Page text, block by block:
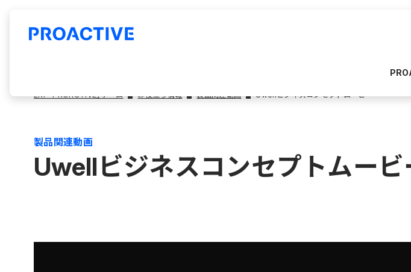
ERP「PROACTIVE」ホーム お役立ち情報 製品関連動画 Uwellビジネスコンセプトムービー
製品関連動画
Uwellビジネスコンセプトムービ